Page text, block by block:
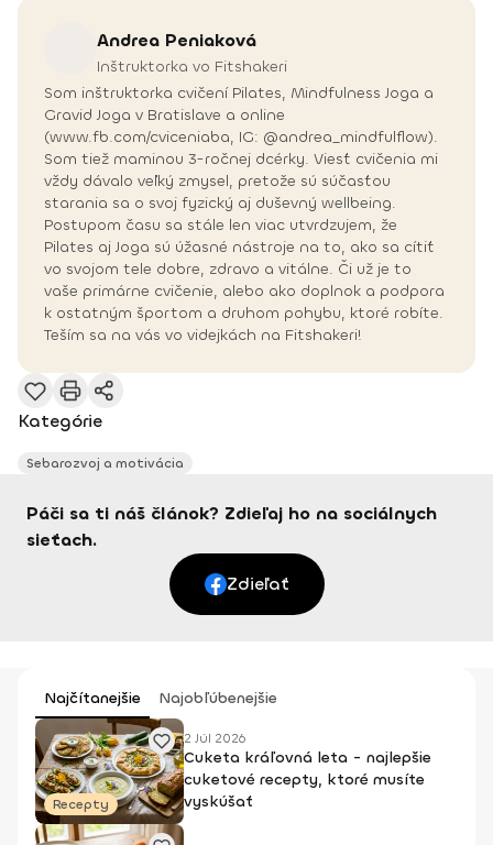
Andrea Peniaková
Inštruktorka vo Fitshakeri
Som inštruktorka cvičení Pilates, Mindfulness Joga a
Gravid Joga v Bratislave a online
(www.fb.com/cviceniaba, IG: @andrea_mindfulflow).
Som tiež maminou 3-ročnej dcérky. Viesť cvičenia mi
vždy dávalo veľký zmysel, pretože sú súčasťou
starania sa o svoj fyzický aj duševný wellbeing.
Postupom času sa stále len viac utvrdzujem, že
Pilates aj Joga sú úžasné nástroje na to, ako sa cítiť
vo svojom tele dobre, zdravo a vitálne. Či už je to
vaše primárne cvičenie, alebo ako doplnok a podpora
k ostatným športom a druhom pohybu, ktoré robíte.
Teším sa na vás vo videjkách na Fitshakeri!
Kategórie
Sebarozvoj a motivácia
Páči sa ti náš článok? Zdieľaj ho na sociálnych
sieťach.
Zdieľať
Najčítanejšie Najobľúbenejšie
Recepty
2 Júl 2026
Cuketa kráľovná leta - najlepšie
cuketové recepty, ktoré musíte
vyskúšať